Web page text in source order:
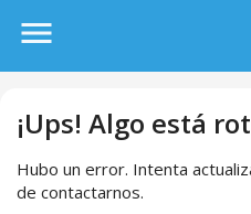
¡Ups! Algo está
Hubo un error. Intenta
de contactarnos.